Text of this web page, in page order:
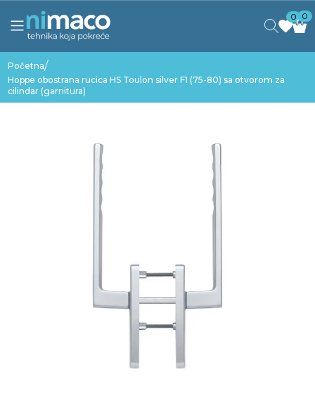
0 0
Početna/
Hoppe obostrana rucica HS Toulon silver F1 (75-80) sa otvorom za
cilindar (garnitura)